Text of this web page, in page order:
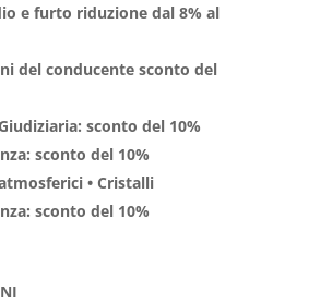
e furto riduzione dal 8% al
del conducente sconto del
sconto del 10%
sconto del 10%
• Cristalli
sconto del 10%